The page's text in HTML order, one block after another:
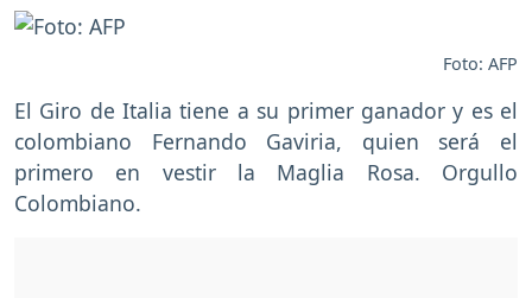
Foto: AFP
El Giro de Italia tiene a su primer ganador y es el
colombiano Fernando Gaviria, quien será el
primero en vestir la Maglia Rosa. Orgullo
Colombiano.